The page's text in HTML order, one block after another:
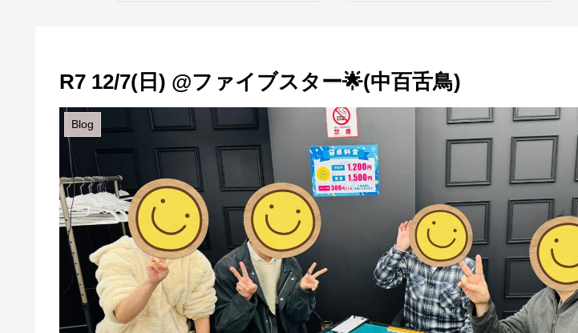
R7 12/7(日) @ファイブスター🌟(中百舌鳥)
Blog